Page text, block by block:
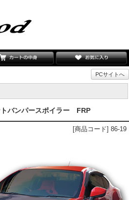
PCサイトへ
バンパースポイラー FRP
[商品コード] 86-19